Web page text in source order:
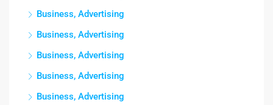
Business, Advertising
Business, Advertising
Business, Advertising
Business, Advertising
Business, Advertising